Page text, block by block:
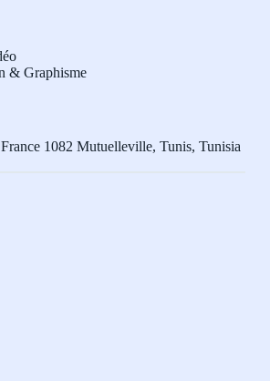
& Graphisme
1082 Mutuelleville, Tunis, Tunisia